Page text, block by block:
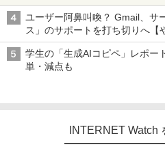
真や映像を使った投資詐欺など
ユーザー阿鼻叫喚？ Gmail、サ
ス」のサポートを打ち切りへ【
学生の「生成AIコピペ」レポー
単・減点も
INTERNET Watch